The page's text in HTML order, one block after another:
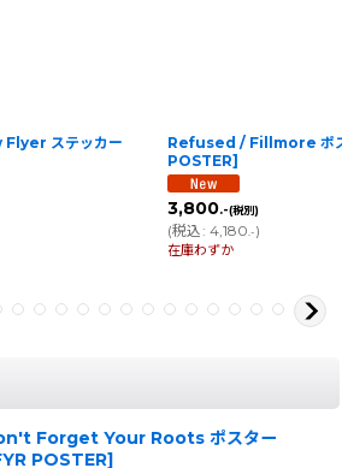
ステッカー
Refused / Fillmore ポ
POSTER]
3,800.-(税別)
(税込: 4,180 .-)
在庫わずか
Forget Your Roots ポスター
POSTER]